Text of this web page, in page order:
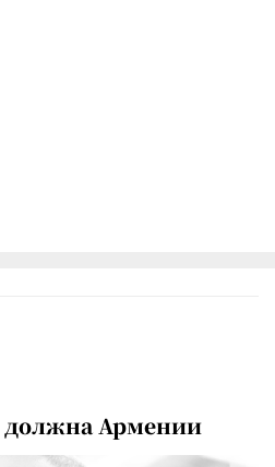
должна Армении